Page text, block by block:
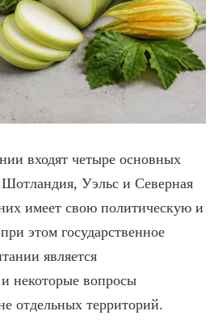
входят четыре основных
Уэльс и Северная
имеет свою политическую и
этом государственное
является
некоторые вопросы
отдельных территорий.